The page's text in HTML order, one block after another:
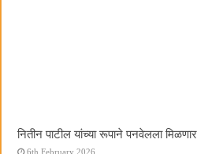
नितीन पाटील यांच्या रूपाने पनवेलला
6th February 2026